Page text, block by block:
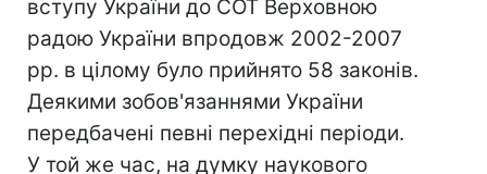
вступу України до СОТ Верховною
радою України впродовж 2002-2007
рр. в цілому було прийнято 58 законів.
Деякими зобов'язаннями України
передбачені певні перехідні періоди.
У той же час, на думку наукового